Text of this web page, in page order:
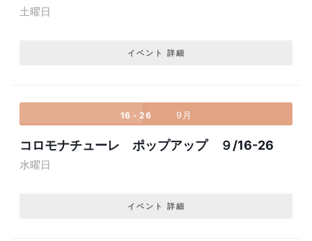
土曜日
イベント 詳細
16 - 26 9月
コロモナチューレ ポップアップ ９/16-26
水曜日
イベント 詳細